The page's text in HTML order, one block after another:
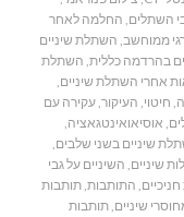
השתלים, החלמה לאחר
ממוחשב, השתלת שיניים
בהרדמה כללית, השתלת
אחרי השתלת שיניים,
, חיטוי, העיקור,עקירה עם
, אוסיאואינטגאציה,
שיניים בשני שלבים,
שיניים, השיניים על גבי
, התותבות,תותבות
שיניים,תותבות